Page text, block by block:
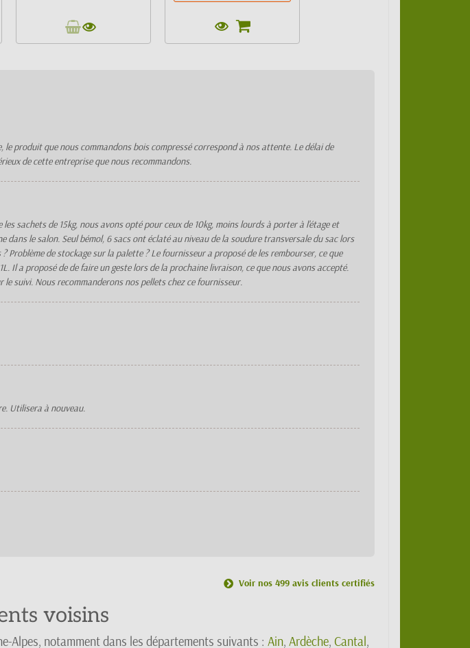
produit que nous commandons bois compressé correspond à nos attente. Le délai de
de cette entreprise que nous recommandons.
sachets de 15kg, nous avons opté pour ceux de 10kg, moins lourds à porter à l'étage et
le salon. Seul bémol, 6 sacs ont éclaté au niveau de la soudure transversale du sac lors
de stockage sur la palette ? Le fournisseur a proposé de les rembourser, ce que
Il a proposé de de faire un geste lors de la prochaine livraison, ce que nous avons accepté.
suivi. Nous recommanderons nos pellets chez ce fournisseur.
Utilisera à nouveau.
Voir nos 499 avis clients certifiés
voisins
Alpes, notamment dans les départements suivants : Ain, Ardèche, Cantal,